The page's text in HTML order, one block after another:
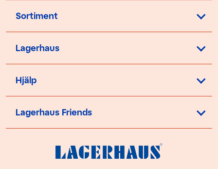
Sortiment
Lagerhaus
Hjälp
Lagerhaus Friends